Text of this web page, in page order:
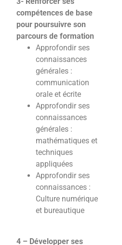
compétences de base
pour poursuivre son
parcours de formation
Approfondir ses
connaissances
générales :
communication
orale et écrite
Approfondir ses
connaissances
générales :
mathématiques et
techniques
appliquées
Approfondir ses
connaissances :
Culture numérique
et bureautique
4 – Développer ses